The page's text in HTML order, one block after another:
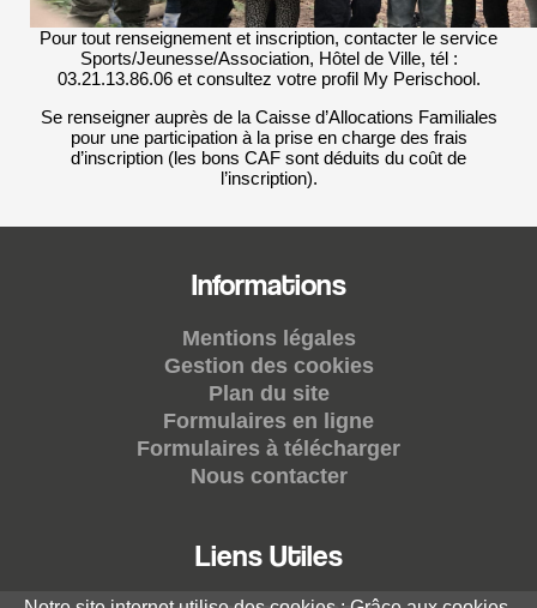
Pour tout renseignement et inscription, contacter le service
Sports/Jeunesse/Association, Hôtel de Ville, tél :
03.21.13.86.06 et consultez votre profil My Perischool.
Se renseigner auprès de la Caisse d’Allocations Familiales
pour une participation à la prise en charge des frais
d’inscription (les bons CAF sont déduits du coût de
l’inscription).
Informations
Mentions légales
Gestion des cookies
Plan du site
Formulaires en ligne
Formulaires à télécharger
Nous contacter
Liens Utiles